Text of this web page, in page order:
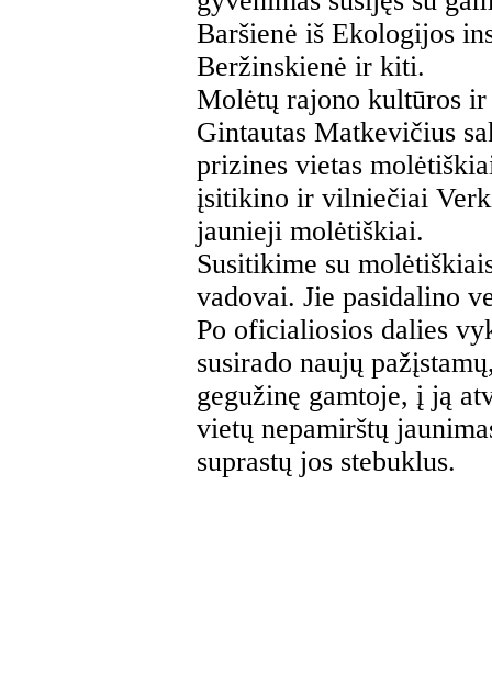
Baršienė iš Ekologijos
Beržinskienė ir kiti.
Molėtų rajono kultūros ir
Gintautas Matkevičius
prizines vietas
įsitikino ir vilniečiai
jaunieji molėtiškiai.
Susitikime su
vadovai. Jie pasidalino
Po oficialiosios dalies
susirado naujų
gegužinę gamtoje, į ją
vietų nepamirštų
suprastų jos stebuklus.